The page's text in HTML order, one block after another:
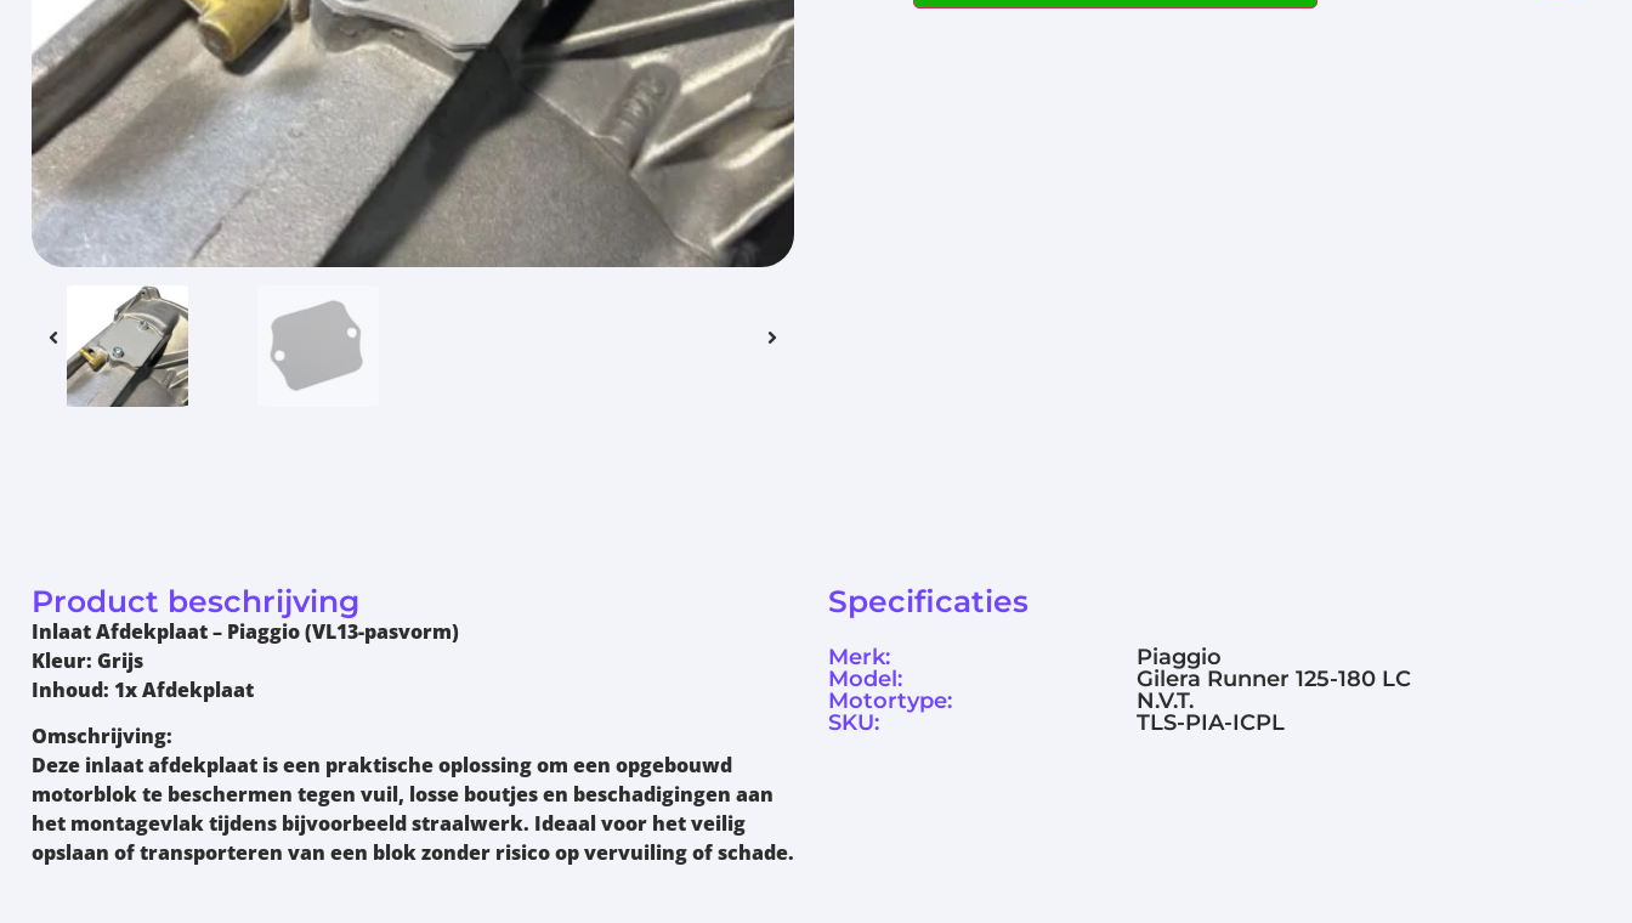
Product beschrijving
Inlaat Afdekplaat – Piaggio (VL13-pasvorm)
Kleur: Grijs
Inhoud: 1x Afdekplaat
Omschrijving:
Deze inlaat afdekplaat is een praktische oplossing om een opgebouwd
motorblok te beschermen tegen vuil, losse boutjes en beschadigingen aan
het montagevlak tijdens bijvoorbeeld straalwerk. Ideaal voor het veilig
opslaan of transporteren van een blok zonder risico op vervuiling of schade.
Specificaties
Merk:
Piaggio
Model:
Gilera Runner 125-180 LC
Motortype:
N.V.T.
SKU:
TLS-PIA-ICPL